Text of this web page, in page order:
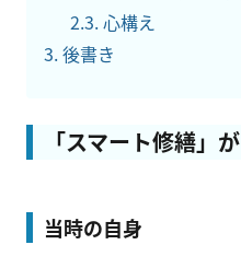
心構え
後書き
「スマート修繕」
当時の自身